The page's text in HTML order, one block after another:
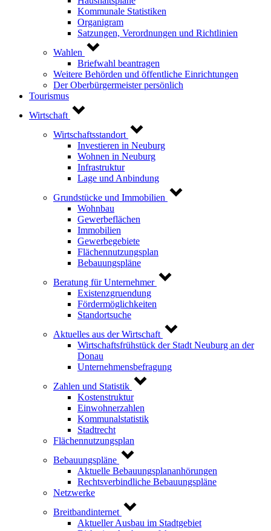
Kommunale Statistiken
Organigram
Satzungen, Verordnungen und Richtlinien
Wahlen
Briefwahl beantragen
Weitere Behörden und öffentliche Einrichtungen
Der Oberbürgermeister persönlich
Tourismus
Wirtschaft
Wirtschaftsstandort
Investieren in Neuburg
Wohnen in Neuburg
Infrastruktur
Lage und Anbindung
Grundstücke und Immobilien
Wohnbau
Gewerbeflächen
Immobilien
Gewerbegebiete
Flächennutzungsplan
Bebauungspläne
Beratung für Unternehmer
Existenzgruendung
Fördermöglichkeiten
Standortsuche
Aktuelles aus der Wirtschaft
Wirtschaftsfrühstück der Stadt Neuburg an der
Donau
Unternehmensbefragung
Zahlen und Statistik
Kostenstruktur
Einwohnerzahlen
Kommunalstatistik
Stadtrecht
Flächennutzungsplan
Bebauungspläne
Aktuelle Bebauungsplananhörungen
Rechtsverbindliche Bebauungspläne
Netzwerke
Breitbandinternet
Aktueller Ausbau im Stadtgebiet